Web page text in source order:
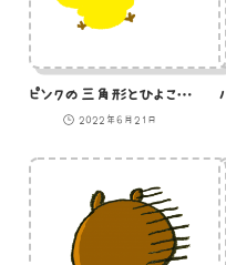
ピンクの三角形とひよこのイラスト
2022年6月21日